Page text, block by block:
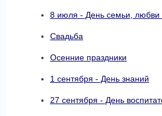
8 июля - День семьи, любви
Свадьба
Осенние праздники
1 сентября - День знаний
27 сентября - День